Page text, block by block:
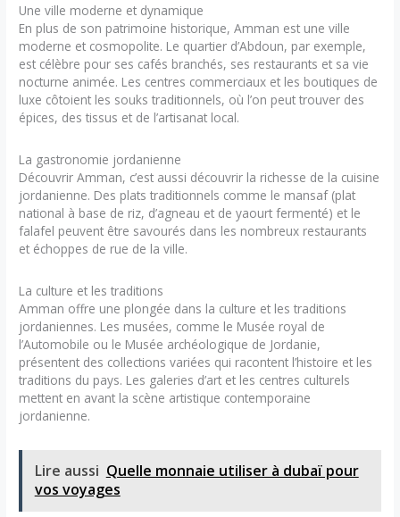
Une ville moderne et dynamique
En plus de son patrimoine historique, Amman est une ville
moderne et cosmopolite. Le quartier d’Abdoun, par exemple,
est célèbre pour ses cafés branchés, ses restaurants et sa vie
nocturne animée. Les centres commerciaux et les boutiques de
luxe côtoient les souks traditionnels, où l’on peut trouver des
épices, des tissus et de l’artisanat local.
La gastronomie jordanienne
Découvrir Amman, c’est aussi découvrir la richesse de la cuisine
jordanienne. Des plats traditionnels comme le mansaf (plat
national à base de riz, d’agneau et de yaourt fermenté) et le
falafel peuvent être savourés dans les nombreux restaurants
et échoppes de rue de la ville.
La culture et les traditions
Amman offre une plongée dans la culture et les traditions
jordaniennes. Les musées, comme le Musée royal de
l’Automobile ou le Musée archéologique de Jordanie,
présentent des collections variées qui racontent l’histoire et les
traditions du pays. Les galeries d’art et les centres culturels
mettent en avant la scène artistique contemporaine
jordanienne.
Lire aussi Quelle monnaie utiliser à dubaï pour
vos voyages